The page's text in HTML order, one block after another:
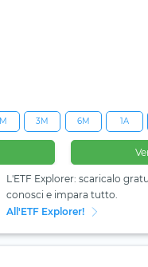
3M 6M 1A
L'ETF Explorer: scaricalo
conosci e impara tutto.
All'ETF Explorer!